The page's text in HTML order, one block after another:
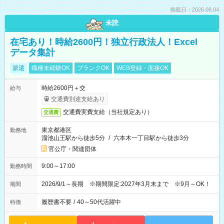
掲載日：2026.08.04
未読
在宅あり！時給2600円！独立行政法人！Excel
データ集計
派遣 職種未経験OK ブランクOK WEB登録・面接OK
給与
時給2600円＋交
交通費別途支給あり
交通費 交通費実費支給（当社規定あり）
勤務地
東京都港区
溜池山王駅から徒歩5分 / 六本木一丁目駅から徒歩3分
官公庁・関連団体
勤務時間 9:00～17:00
期間 2026/9/1～長期 ※期間限定:2027年3月末まで ※9月～OK！
特徴 履歴書不要 / 40～50代活躍中